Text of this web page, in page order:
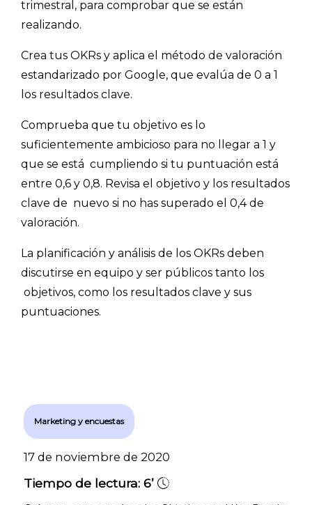
trimestral, para comprobar que se están
realizando.
Crea tus OKRs y aplica el método de valoración
estandarizado por Google, que evalúa de 0 a 1
los resultados clave.
Comprueba que tu objetivo es lo
suficientemente ambicioso para no llegar a 1 y
que se está cumpliendo si tu puntuación está
entre 0,6 y 0,8. Revisa el objetivo y los resultados
clave de nuevo si no has superado el 0,4 de
valoración.
La planificación y análisis de los OKRs deben
discutirse en equipo y ser públicos tanto los
objetivos, como los resultados clave y sus
puntuaciones.
Marketing y encuestas
17 de noviembre de 2020
Tiempo de lectura: 6’